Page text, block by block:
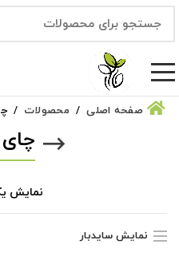
صفحه اصلی محصولات
نمایش
نمایش سایدبار